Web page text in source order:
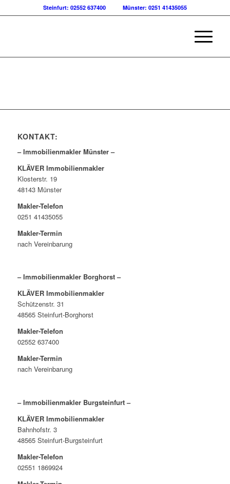
Steinfurt: 02552 637400 Münster: 0251 41435055
KONTAKT:
– Immobilienmakler Münster –
KLÄVER Immobilienmakler
Klosterstr. 19
48143 Münster
Makler-Telefon
0251 41435055
Makler-Termin
nach Vereinbarung
– Immobilienmakler Borghorst –
KLÄVER Immobilienmakler
Schützenstr. 31
48565 Steinfurt-Borghorst
Makler-Telefon
02552 637400
Makler-Termin
nach Vereinbarung
– Immobilienmakler Burgsteinfurt –
KLÄVER Immobilienmakler
Bahnhofstr. 3
48565 Steinfurt-Burgsteinfurt
Makler-Telefon
02551 1869924